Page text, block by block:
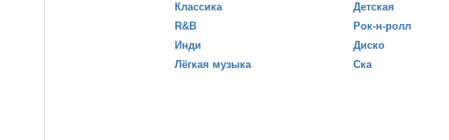
Классика
R&B
Инди
Лёгкая музыка
Детская
Рок-н-ролл
Диско
Ска